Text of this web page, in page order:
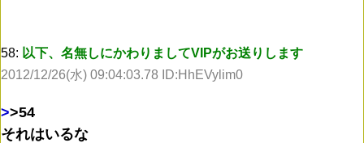
58: 以下、名無しにかわりましてVIPがお送りします
2012/12/26(水) 09:04:03.78 ID:HhEVylim0
>>54
それはいるな